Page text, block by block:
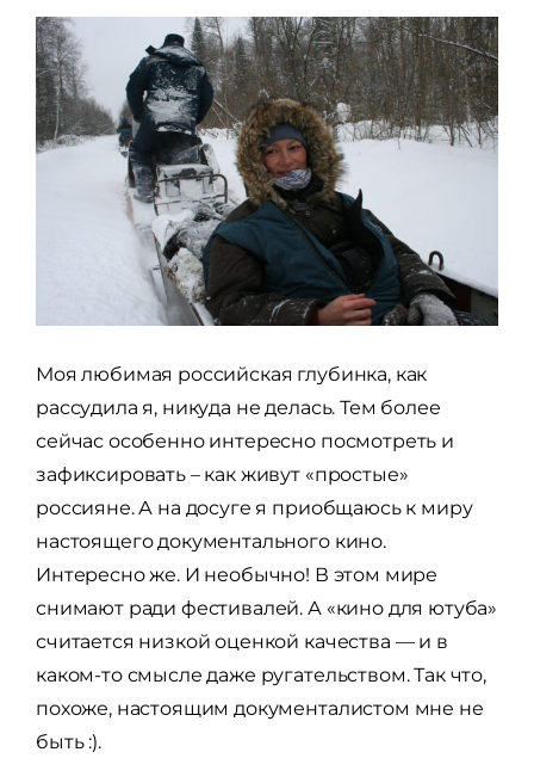
Моя любимая российская глубинка, как
рассудила я, никуда не делась. Тем более
сейчас особенно интересно посмотреть и
зафиксировать – как живут «простые»
россияне. А на досуге я приобщаюсь к миру
настоящего документального кино.
Интересно же. И необычно! В этом мире
снимают ради фестивалей. А «кино для ютуба»
считается низкой оценкой качества — и в
каком-то смысле даже ругательством. Так что,
похоже, настоящим документалистом мне не
быть :).